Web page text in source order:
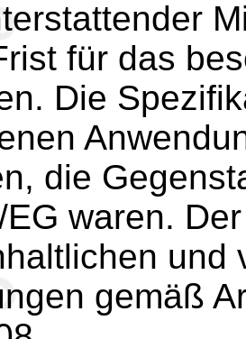
für das
Die
die
waren.
und
gemäß